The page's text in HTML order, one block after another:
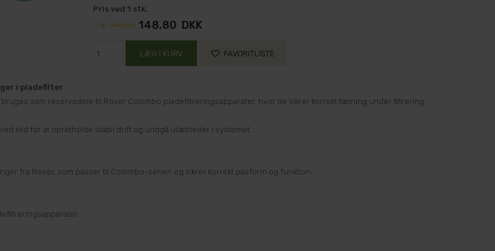
Pris ved 1 stk.
(Før 248,00) 148,80 DKK
i pladefilter
som reservedele til Rover Colombo pladefiltreringsapparater, hvor de sikrer korrekt tætning under filtrering.
slid for at opretholde stabil drift og undgå utætheder i systemet.
fra Rover, som passer til Colombo-serien og sikrer korrekt pasform og funktion.